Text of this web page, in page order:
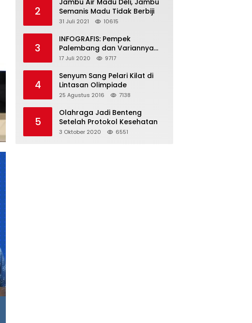
2
Jambu Air Madu Deli, Jambu
Semanis Madu Tidak Berbiji
31 Juli 2021 10615
3
INFOGRAFIS: Pempek
Palembang dan Variannya
yang Melegenda
17 Juli 2020 9717
4
Senyum Sang Pelari Kilat di
Lintasan Olimpiade
25 Agustus 2016 7138
5
Olahraga Jadi Benteng
Setelah Protokol Kesehatan
3 Oktober 2020 6551